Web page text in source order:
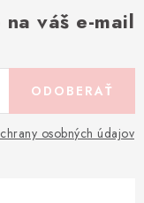
váš e-mail
osobných údajov
ODOBERAŤ